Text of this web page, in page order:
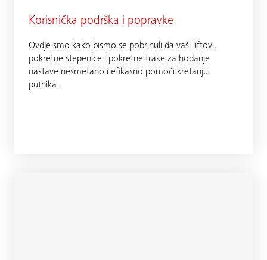
Korisnička podrška i popravke
Ovdje smo kako bismo se pobrinuli da vaši liftovi,
pokretne stepenice i pokretne trake za hodanje
nastave nesmetano i efikasno pomoći kretanju
putnika.